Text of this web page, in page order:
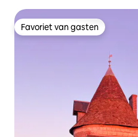
Favoriet van gasten
Favoriet van gasten